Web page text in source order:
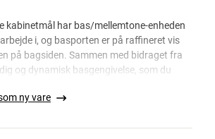
kabinetmål har bas/mellemtone-enheden
i, og basporten er på raffineret vis
på bagsiden. Sammen med bidraget fra
og dynamisk basgengivelse, som du
fra en så lille højtaler.
low-loss-teknologi og seriøs kvalitet helt
ny vare